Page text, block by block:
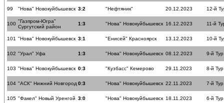
99 "Нова" Новокуйбышевск 3:2 "Нефтяник" 20.12.2023 12-й
100 "Газпром-Югра"
Сургутский район
1:3 "Нова" Новокуйбышевск 16.12.2023 11-й
101 "Нова" Новокуйбышевск 3:1 "Енисей" Красноярск 13.12.2023 10-й
102 "Урал" Уфа 1:3 "Нова" Новокуйбышевск 08.12.2023 9-й Тур
103 "Нова" Новокуйбышевск 0:3 "Кузбасс" Кемерово 29.11.2023 8-й Тур
104 "АСК" Нижний Новгород 0:3 "Нова" Новокуйбышевск 22.11.2023 7-й Тур
105 "Факел" Новый Уренгой 3:0 "Нова" Новокуйбышевск 18.11.2023 6-й Тур